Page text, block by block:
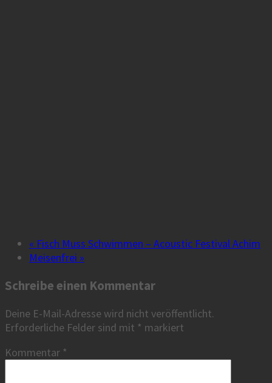
« Fisch Muss Schwimmen – Acoustic Festival Achim
Meisenfrei »
Schreibe einen Kommentar
Deine E-Mail-Adresse wird nicht veröffentlicht.
Erforderliche Felder sind mit * markiert
Kommentar *